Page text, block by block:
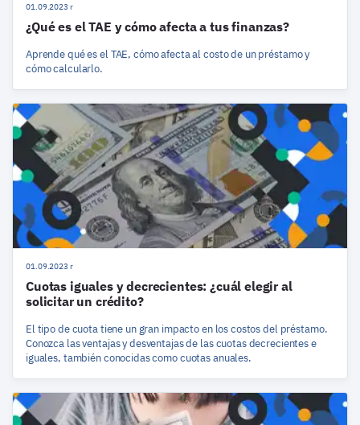
01.09.2023 r
¿Qué es el TAE y cómo afecta a tus finanzas?
Aprende qué es el TAE, cómo afecta al costo de un préstamo y
cómo calcularlo.
01.09.2023 r
Cuotas iguales y decrecientes: ¿cuál elegir al
solicitar un crédito?
El tipo de cuota tiene un gran impacto en los costos del préstamo.
Conozca las ventajas y desventajas de las cuotas decrecientes e
iguales, también conocidas como cuotas anuales.